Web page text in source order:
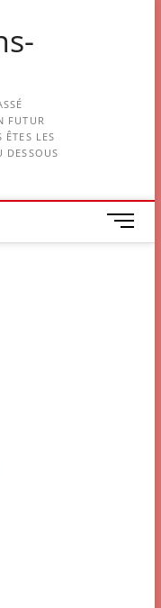
FUTUR
LES
DESSOUS
M
e